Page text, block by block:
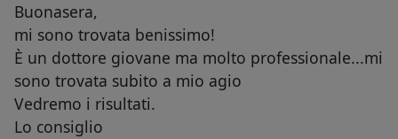
Buonasera,
mi sono trovata benissimo!
È un dottore giovane ma molto professionale...mi
sono trovata subito a mio agio
Vedremo i risultati.
Lo consiglio